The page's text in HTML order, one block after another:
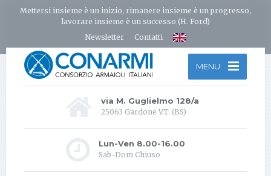
Mettersi insieme è un inizio, rimanere insieme è un progresso,
lavorare insieme è un successo (H. Ford)
Newsletter
Contatti
MENU
via M. Guglielmo 128/a
25063 Gardone V.T. (BS)
Lun-Ven 8.00-16.00
Sab-Dom Chiuso